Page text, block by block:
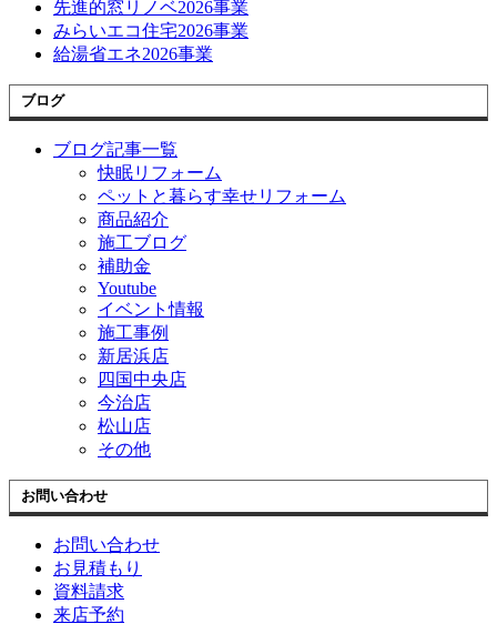
先進的窓リノベ2026事業
みらいエコ住宅2026事業
給湯省エネ2026事業
ブログ
ブログ記事一覧
快眠リフォーム
ペットと暮らす幸せリフォーム
商品紹介
施工ブログ
補助金
Youtube
イベント情報
施工事例
新居浜店
四国中央店
今治店
松山店
その他
お問い合わせ
お問い合わせ
お見積もり
資料請求
来店予約